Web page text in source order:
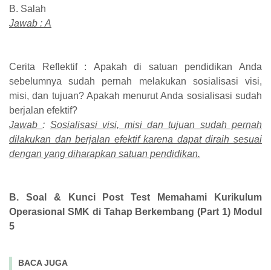
B. Salah
Jawab : A
Cerita Reflektif : Apakah di satuan pendidikan Anda
sebelumnya sudah pernah melakukan sosialisasi visi,
misi, dan tujuan? Apakah menurut Anda sosialisasi sudah
berjalan efektif?
Jawab : Sosialisasi visi, misi dan tujuan sudah pernah
dilakukan dan berjalan efektif karena dapat diraih sesuai
dengan yang diharapkan satuan pendidikan.
B. Soal & Kunci Post Test
Memahami Kurikulum
Operasional SMK di Tahap Berkembang (Part 1) Modul
5
BACA JUGA